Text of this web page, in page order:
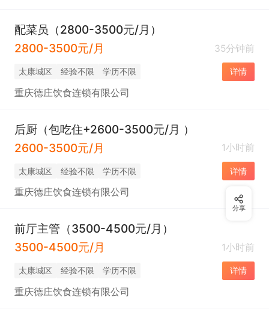
配菜员（2800-3500元/月）
2800-3500元/月
35分钟前
太康城区 经验不限 学历不限 详情
重庆德庄饮食连锁有限公司
后厨（包吃住+2600-3500元/月 ）
2600-3500元/月
1小时前
太康城区 经验不限 学历不限 详情
重庆德庄饮食连锁有限公司
前厅主管（3500-4500元/月）
3500-4500元/月
1小时前
太康城区 经验不限 学历不限 详情
重庆德庄饮食连锁有限公司
分享